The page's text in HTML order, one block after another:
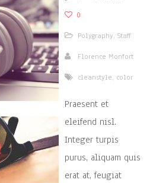
0
Polygraphy, Staff
Florence Monfort
cleanstyle, color
Praesent et
eleifend nisl.
Integer turpis
purus, aliquam quis
erat at, feugiat